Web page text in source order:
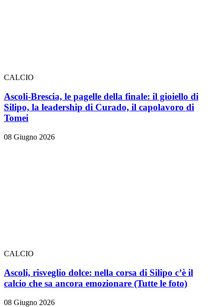
CALCIO
Ascoli-Brescia, le pagelle della finale: il gioiello di
Silipo, la leadership di Curado, il capolavoro di
Tomei
08 Giugno 2026
CALCIO
Ascoli, risveglio dolce: nella corsa di Silipo c’è il
calcio che sa ancora emozionare (Tutte le foto)
08 Giugno 2026